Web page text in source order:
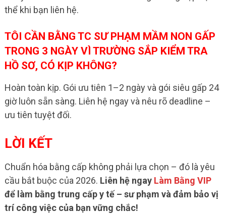
thể khi bạn liên hệ.
TÔI CẦN BẰNG TC SƯ PHẠM MẦM NON GẤP
TRONG 3 NGÀY VÌ TRƯỜNG SẮP KIỂM TRA
HỒ SƠ, CÓ KỊP KHÔNG?
Hoàn toàn kịp. Gói ưu tiên 1–2 ngày và gói siêu gấp 24
giờ luôn sẵn sàng. Liên hệ ngay và nêu rõ deadline –
ưu tiên tuyệt đối.
LỜI KẾT
Chuẩn hóa bằng cấp không phải lựa chọn – đó là yêu
cầu bắt buộc của 2026. Liên hệ ngay Làm Bằng VIP
để làm bằng trung cấp y tế – sư phạm và đảm bảo vị
trí công việc của bạn vững chắc!